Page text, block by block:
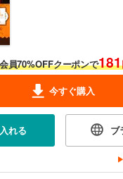
員70%OFFクーポンで181
今すぐ購入
れる ブ